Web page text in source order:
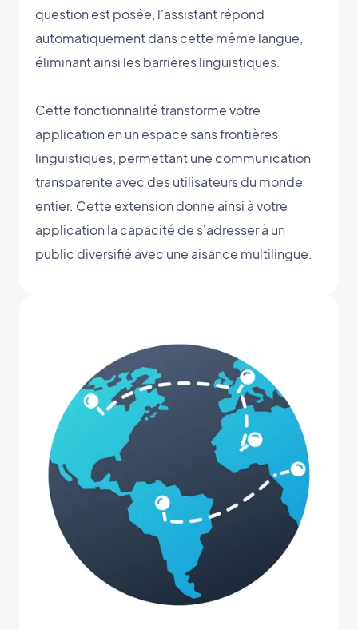
question est posée, l'assistant répond
automatiquement dans cette même langue,
éliminant ainsi les barrières linguistiques.
Cette fonctionnalité transforme votre
application en un espace sans frontières
linguistiques, permettant une communication
transparente avec des utilisateurs du monde
entier. Cette extension donne ainsi à votre
application la capacité de s'adresser à un
public diversifié avec une aisance multilingue.